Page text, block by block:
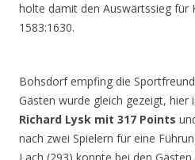
holte damit den Auswärtssieg für
1583:1630.
Bohsdorf empfing die
Gästen wurde gleich gezeigt, hier
Richard Lysk mit 317 Points
nach zwei Spielern für eine